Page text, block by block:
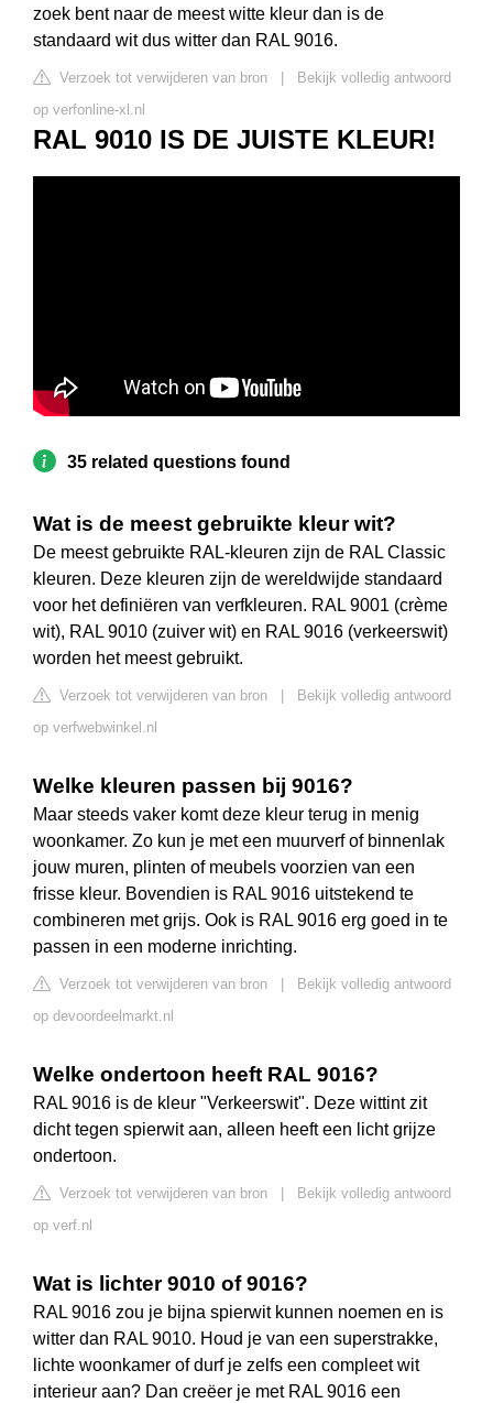
zoek bent naar de meest witte kleur dan is de
standaard wit dus witter dan RAL 9016.
Verzoek tot verwijderen van bron
Bekijk volledig antwoord
op verfonline-xl.nl
RAL 9010 IS DE JUISTE KLEUR!
35 related questions found
Wat is de meest gebruikte kleur wit?
De meest gebruikte RAL-kleuren zijn de RAL Classic
kleuren. Deze kleuren zijn de wereldwijde standaard
voor het definiëren van verfkleuren. RAL 9001 (crème
wit), RAL 9010 (zuiver wit) en RAL 9016 (verkeerswit)
worden het meest gebruikt.
Verzoek tot verwijderen van bron
Bekijk volledig antwoord
op verfwebwinkel.nl
Welke kleuren passen bij 9016?
Maar steeds vaker komt deze kleur terug in menig
woonkamer. Zo kun je met een muurverf of binnenlak
jouw muren, plinten of meubels voorzien van een
frisse kleur. Bovendien is RAL 9016 uitstekend te
combineren met grijs. Ook is RAL 9016 erg goed in te
passen in een moderne inrichting.
Verzoek tot verwijderen van bron
Bekijk volledig antwoord
op devoordeelmarkt.nl
Welke ondertoon heeft RAL 9016?
RAL 9016 is de kleur "Verkeerswit". Deze wittint zit
dicht tegen spierwit aan, alleen heeft een licht grijze
ondertoon.
Verzoek tot verwijderen van bron
Bekijk volledig antwoord
op verf.nl
Wat is lichter 9010 of 9016?
RAL 9016 zou je bijna spierwit kunnen noemen en is
witter dan RAL 9010. Houd je van een superstrakke,
lichte woonkamer of durf je zelfs een compleet wit
interieur aan? Dan creëer je met RAL 9016 een